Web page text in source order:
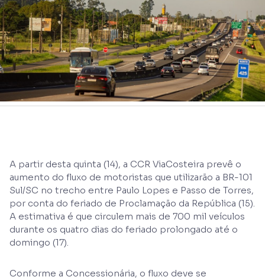
A partir desta quinta (14), a CCR ViaCosteira prevê o
aumento do fluxo de motoristas que utilizarão a BR-101
Sul/SC no trecho entre Paulo Lopes e Passo de Torres,
por conta do feriado de Proclamação da República (15).
A estimativa é que circulem mais de 700 mil veículos
durante os quatro dias do feriado prolongado até o
domingo (17).
Conforme a Concessionária, o fluxo deve se